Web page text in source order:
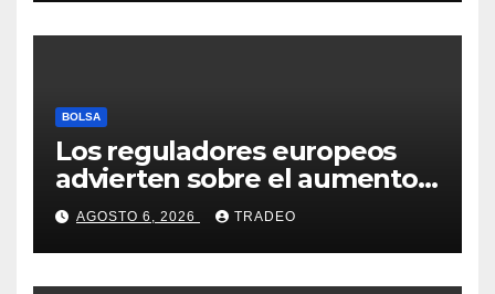
BOLSA
Los reguladores europeos
advierten sobre el aumento
del fraude con criptos tras la
llegada de MiCA
AGOSTO 6, 2026 TRADEO